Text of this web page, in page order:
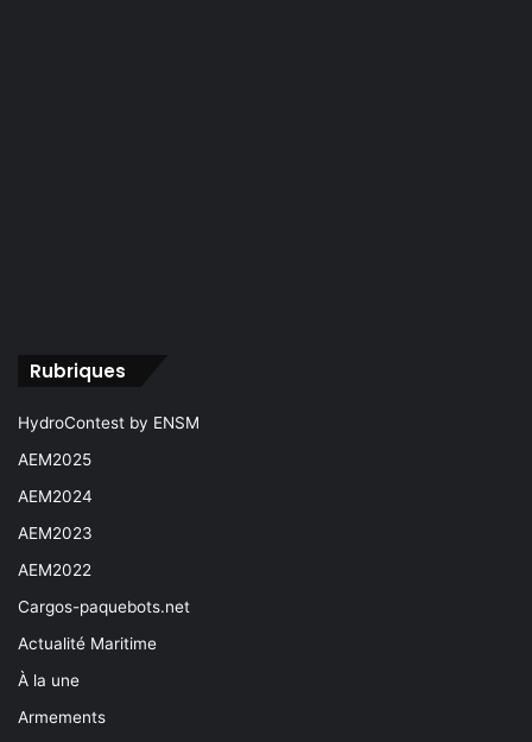
Rubriques
HydroContest by ENSM
AEM2025
AEM2024
AEM2023
AEM2022
Cargos-paquebots.net
Actualité Maritime
À la une
Armements